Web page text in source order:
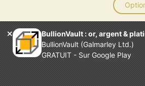
BullionVault : or, argent &
BullionVault (Galmarley Ltd.)
GRATUIT - Sur Google Play
garantissent pas l'évolution future des
Internet de BullionVault ou dans ses
constitue un conseil en investissement.
professionnel est à envisager pour
de métaux précieux vous convient.
Entreprise enregistrée en Grande-
BullionVault Ltd © 2026